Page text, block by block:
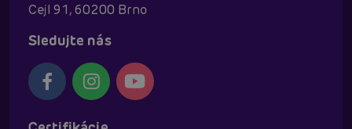
Cejl 91, 60200 Brno
Sledujte nás